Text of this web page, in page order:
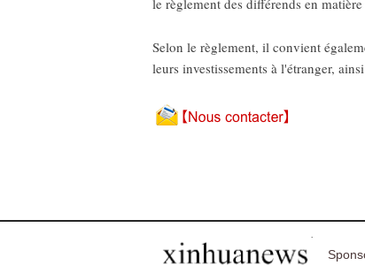
le règlement des différends en
Selon le règlement, il convient
leurs investissements à l'étranger,